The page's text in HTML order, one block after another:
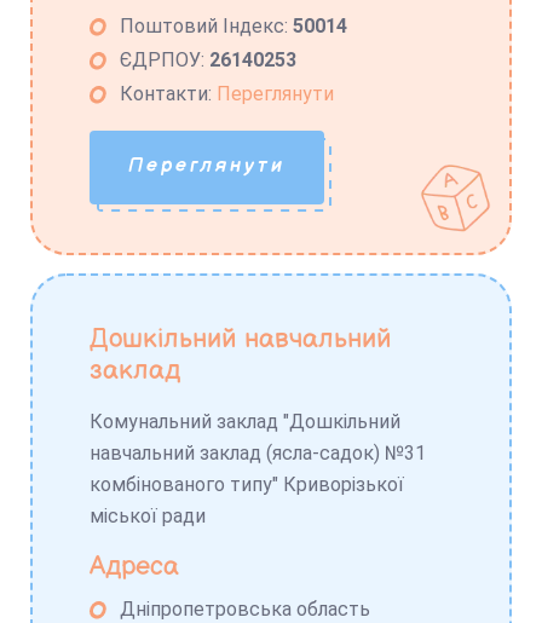
Поштовий Індекс:50014
ЄДРПОУ: 26140253
Контакти: Переглянути
Переглянути
Дошкільний навчальний
заклад
Комунальний заклад "Дошкільний
навчальний заклад (ясла-садок) №31
комбінованого типу" Криворізької
міської ради
Адреса
Дніпропетровська область